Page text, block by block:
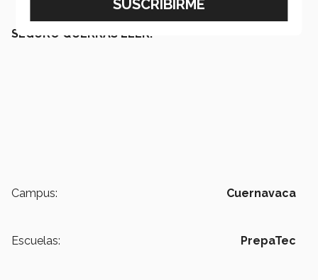
SEGURO QUERRÁS LEER:
Campus: Cuernavaca
Escuelas: PrepaTec